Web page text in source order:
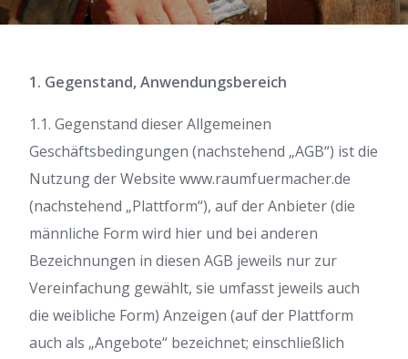
1. Gegenstand, Anwendungsbereich
1.1. Gegenstand dieser Allgemeinen
Geschäftsbedingungen (nachstehend „AGB“) ist die
Nutzung der Website www.raumfuermacher.de
(nachstehend „Plattform“), auf der Anbieter (die
männliche Form wird hier und bei anderen
Bezeichnungen in diesen AGB jeweils nur zur
Vereinfachung gewählt, sie umfasst jeweils auch
die weibliche Form) Anzeigen (auf der Plattform
auch als „Angebote“ bezeichnet; einschließlich